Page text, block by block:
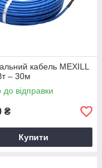
кабель MEXILL
– 30м
до відправки
₴
Купити